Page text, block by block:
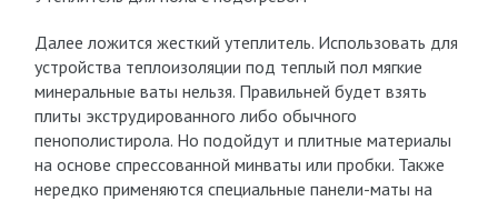
Далее ложится жесткий утеплитель. Использовать для
устройства теплоизоляции под теплый пол мягкие
минеральные ваты нельзя. Правильней будет взять
плиты экструдированного либо обычного
пенополистирола. Но подойдут и плитные материалы
на основе спрессованной минваты или пробки. Также
нередко применяются специальные панели-маты на